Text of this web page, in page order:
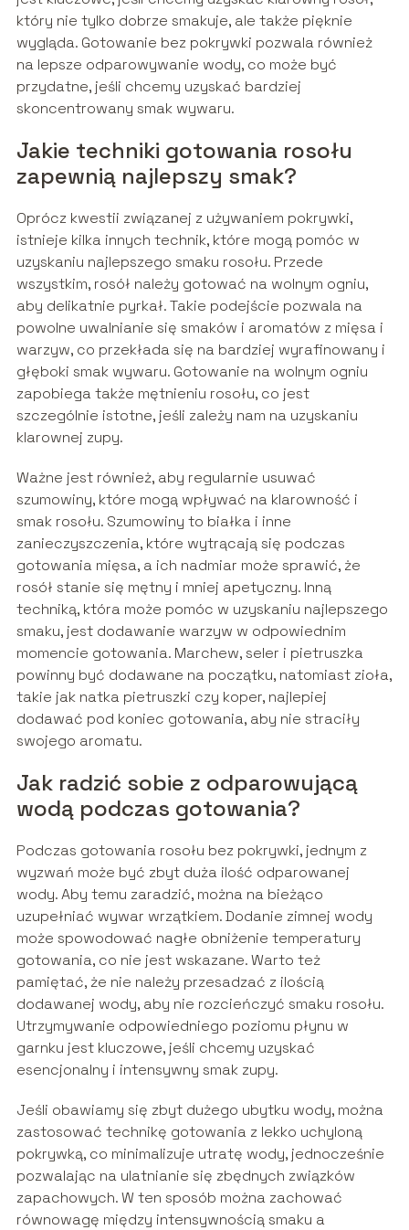
który nie tylko dobrze smakuje, ale także pięknie
wygląda. Gotowanie bez pokrywki pozwala również
na lepsze odparowywanie wody, co może być
przydatne, jeśli chcemy uzyskać bardziej
skoncentrowany smak wywaru.
Jakie techniki gotowania rosołu
zapewnią najlepszy smak?
Oprócz kwestii związanej z używaniem pokrywki,
istnieje kilka innych technik, które mogą pomóc w
uzyskaniu najlepszego smaku rosołu. Przede
wszystkim, rosół należy gotować na wolnym ogniu,
aby delikatnie pyrkał. Takie podejście pozwala na
powolne uwalnianie się smaków i aromatów z mięsa i
warzyw, co przekłada się na bardziej wyrafinowany i
głęboki smak wywaru. Gotowanie na wolnym ogniu
zapobiega także mętnieniu rosołu, co jest
szczególnie istotne, jeśli zależy nam na uzyskaniu
klarownej zupy.
Ważne jest również, aby regularnie usuwać
szumowiny, które mogą wpływać na klarowność i
smak rosołu. Szumowiny to białka i inne
zanieczyszczenia, które wytrącają się podczas
gotowania mięsa, a ich nadmiar może sprawić, że
rosół stanie się mętny i mniej apetyczny. Inną
techniką, która może pomóc w uzyskaniu najlepszego
smaku, jest dodawanie warzyw w odpowiednim
momencie gotowania. Marchew, seler i pietruszka
powinny być dodawane na początku, natomiast zioła,
takie jak natka pietruszki czy koper, najlepiej
dodawać pod koniec gotowania, aby nie straciły
swojego aromatu.
Jak radzić sobie z odparowującą
wodą podczas gotowania?
Podczas gotowania rosołu bez pokrywki, jednym z
wyzwań może być zbyt duża ilość odparowanej
wody. Aby temu zaradzić, można na bieżąco
uzupełniać wywar wrzątkiem. Dodanie zimnej wody
może spowodować nagłe obniżenie temperatury
gotowania, co nie jest wskazane. Warto też
pamiętać, że nie należy przesadzać z ilością
dodawanej wody, aby nie rozcieńczyć smaku rosołu.
Utrzymywanie odpowiedniego poziomu płynu w
garnku jest kluczowe, jeśli chcemy uzyskać
esencjonalny i intensywny smak zupy.
Jeśli obawiamy się zbyt dużego ubytku wody, można
zastosować technikę gotowania z lekko uchyloną
pokrywką, co minimalizuje utratę wody, jednocześnie
pozwalając na ulatnianie się zbędnych związków
zapachowych. W ten sposób można zachować
równowagę między intensywnością smaku a